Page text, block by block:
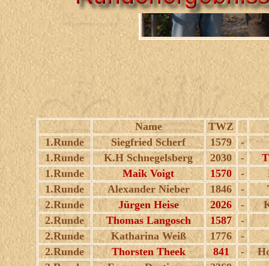
Name
TWZ
1.Runde
Siegfried Scherf 1579
-
1.Runde
K.H Schnegelsberg 2030 -
1.Runde
Maik Voigt 1570 -
1.Runde
Alexander Nieber 1846 -
2.Runde
Jürgen Heise 2026 -
2.Runde
Thomas Langosch 1587
-
2.Runde
Katharina Weiß 1776
-
2.Runde
Thorsten Theek 841 -